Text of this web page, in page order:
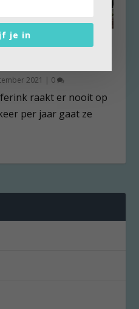
plekjes in
2021 | 0
raakt er nooit op
per jaar gaat ze
je in